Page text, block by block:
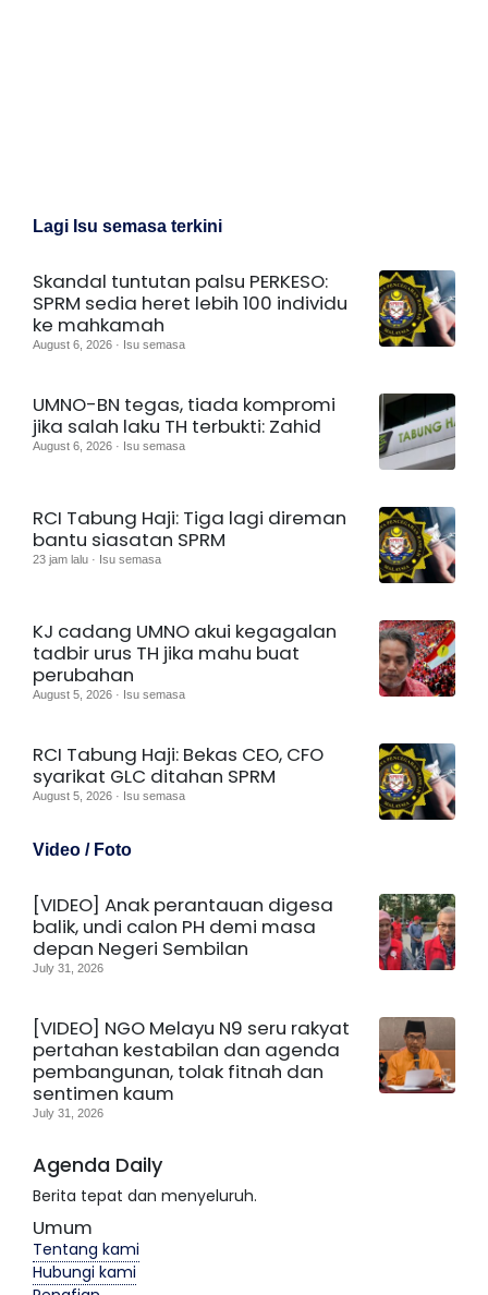
Lagi Isu semasa terkini
Skandal tuntutan palsu PERKESO:
SPRM sedia heret lebih 100 individu
ke mahkamah
August 6, 2026 · Isu semasa
UMNO-BN tegas, tiada kompromi
jika salah laku TH terbukti: Zahid
August 6, 2026 · Isu semasa
RCI Tabung Haji: Tiga lagi direman
bantu siasatan SPRM
23 jam lalu · Isu semasa
KJ cadang UMNO akui kegagalan
tadbir urus TH jika mahu buat
perubahan
August 5, 2026 · Isu semasa
RCI Tabung Haji: Bekas CEO, CFO
syarikat GLC ditahan SPRM
August 5, 2026 · Isu semasa
Video / Foto
[VIDEO] Anak perantauan digesa
balik, undi calon PH demi masa
depan Negeri Sembilan
July 31, 2026
[VIDEO] NGO Melayu N9 seru rakyat
pertahan kestabilan dan agenda
pembangunan, tolak fitnah dan
sentimen kaum
July 31, 2026
Agenda Daily
Berita tepat dan menyeluruh.
Umum
Tentang kami
Hubungi kami